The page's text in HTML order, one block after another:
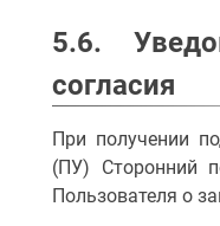
5.6.
согласия
При получении
(ПУ) Сторонний
Пользователя о